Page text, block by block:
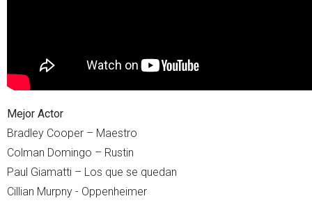
Mejor Actor
Bradley Cooper – Maestro
Colman Domingo – Rustin
Paul Giamatti – Los que se quedan
Cillian Murpny - Oppenheimer